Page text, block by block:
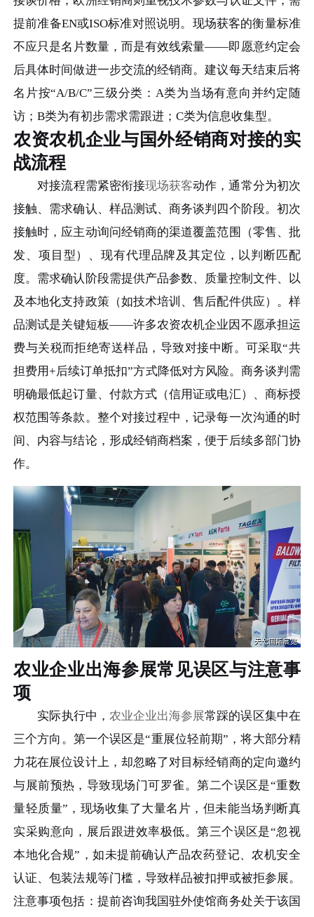
提前准备EN或ISO标准对照说明。现场获客的衡量标准
不应只是名片数量，而是有效线索量——即愿意约定会
后具体时间做进一步交流的经销商。建议每天结束后将
名片按“A/B/C”三级分类：A类为当场有意向并约定随
访；B类为有初步需求需跟进；C类为信息收集型。
农资农机企业与国外经销商对接的实
战流程
对接流程需紧密衔接现场获客动作，通常分为初次
接触、需求确认、样品测试、商务谈判四个阶段。初次
接触时，应主动询问经销商的渠道覆盖范围（零售、批
发、项目型）、现有代理品牌及其定位，以判断匹配
度。需求确认阶段需提供产品参数、质量控制文件、以
及本地化支持政策（如技术培训、售后配件供应）。样
品测试是关键短板——许多农资农机企业因不愿承担运
费与关税而拒绝寄送样品，导致对接中断。可采取“共
担费用+后续订单抵扣”方式降低对方风险。商务谈判需
明确最低起订量、付款方式（信用证或电汇）、商标授
权范围等条款。整个对接过程中，记录每一次沟通的时
间、内容与结论，形成经销商档案，便于后续多部门协
作。
农业企业出海参展常见误区与注意事
项
实际执行中， 农业企业出海参展常踩的误区集中在
三个方向。第一个误区是“重展位轻前期”，将大部分精
力花在展位设计上，却忽略了对目标经销商的定向邀约
与展前预热，导致现场门可罗雀。第二个误区是“重数
量轻质量”，现场收集了大量名片，但未能当场判断真
实采购意向，展后跟进效率极低。第三个误区是“忽视
本地化合规”，如未提前确认产品农药登记、农机安全
认证、包装法规等门槛，导致样品被扣押或被拒参展。
注意事项包括：提前咨询我国驻外使馆商务处关于该国